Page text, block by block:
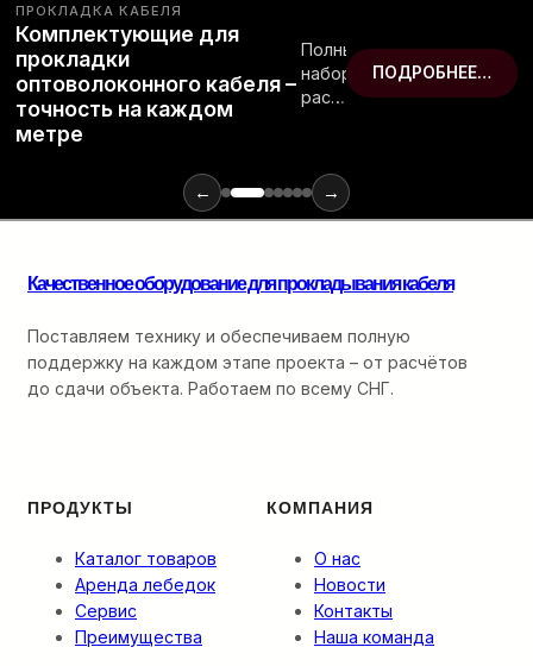
ПРОКЛАДКА КАБЕЛЯ
Комплектующие для
прокладки
оптоволоконного кабеля –
точность на каждом
метре
Полный
набор
расходных
для
монтажа
ввода
кабельную
канализацию
до
ПОДРОБНЕЕ…
← →
Качественное оборудование для прокладывания кабеля
Поставляем технику и обеспечиваем полную
поддержку на каждом этапе проекта – от расчётов
до сдачи объекта. Работаем по всему СНГ.
ПРОДУКТЫ
Каталог товаров
Аренда лебедок
Сервис
Преимущества
КОМПАНИЯ
О нас
Новости
Контакты
Наша команда